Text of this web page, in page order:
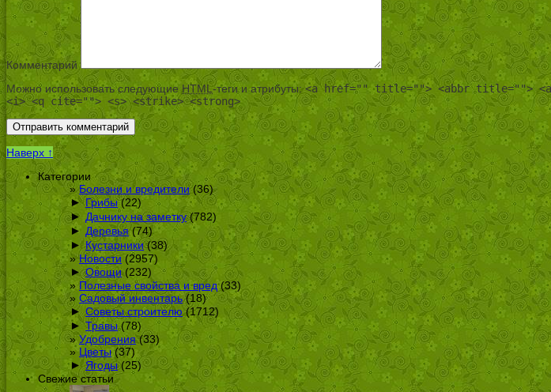
Комментарий
Можно использовать следующие HTML-теги и атрибуты:<a href="" title=""> <abbr title="">
<i> <q cite=""> <s> <strike> <strong>
Наверх ↑
Категории
Болезни и вредители(36)
► Грибы(22)
► Дачнику на заметку(782)
► Деревья(74)
► Кустарники(38)
Новости(2957)
► Овощи(232)
Полезные свойства и вред(33)
Садовый инвентарь(18)
► Советы строителю (1712)
► Травы(78)
Удобрения(33)
Цветы(37)
► Ягоды(25)
Свежие статьи